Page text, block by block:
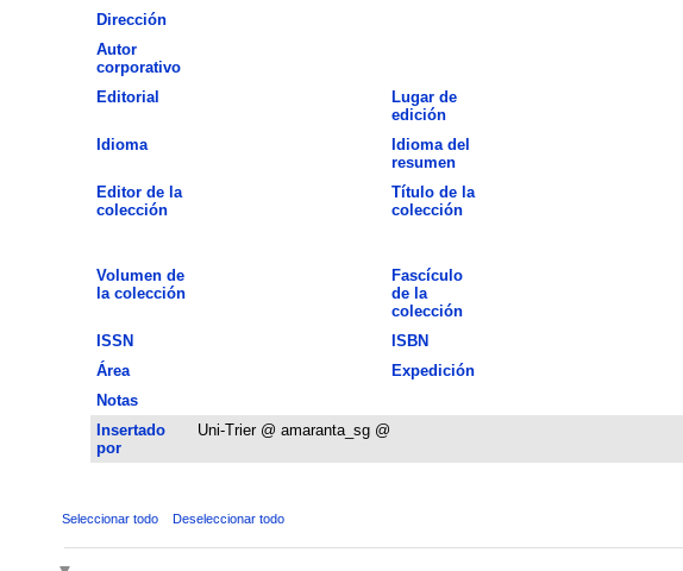
Dirección
Autor
corporativo
Editorial
Lugar de
edición
Idioma
Idioma del
resumen
Editor de la
colección
Título de la
colección
Volumen de
la colección
Fascículo
de la
colección
ISSN ISBN
Área
Expedición
Notas
Insertado
por
Uni-Trier @ amaranta_sg @
Seleccionar todo Deseleccionar todo